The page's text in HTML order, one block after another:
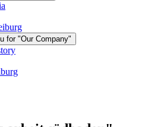
for "Our Company"